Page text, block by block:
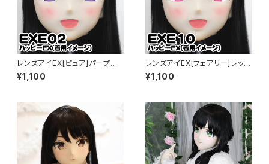
レンズアイEX[ピュア]パープル
Lens Eye EX[PURE]purple
¥1,100
レンズアイEX[フェアリー]レッド
Lens Eye EX[FAIRY]red
¥1,100